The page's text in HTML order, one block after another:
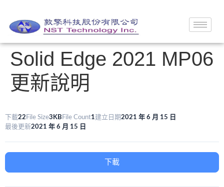
Solid Edge 2021 MP06
更新說明
下載22 File Size3KB File Count1建立日期2021 年 6 月 15 日
最後更新2021 年 6 月 15 日
下載